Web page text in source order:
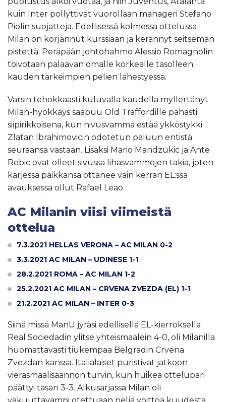
kuin Inter pöllyttivät vuorollaan manageri Stefano
Piolin suojatteja. Edellisessä kolmessa ottelussa
Milan on korjannut kurssiaan ja kerännyt seitsemän
pistettä. Peräpään johtohahmo Alessio Romagnolin
toivotaan palaavan omalle korkealle tasolleen
kauden tärkeimpien pelien lähestyessä.
Varsin tehokkaasti kuluvalla kaudella myllertänyt
Milan-hyökkäys saapuu Old Traffordille pahasti
siipirikkoisena, kun nivusvamma estää ykköstykki
Zlatan Ibrahimovicin odotetun paluun entistä
seuraansa vastaan. Lisäksi Mario Mandzukic ja Ante
Rebic ovat olleet sivussa lihasvammojen takia, joten
kärjessä paikkansa ottanee vain kerran EL:ssa
avauksessa ollut Rafael Leao.
AC Milanin viisi viimeistä
ottelua
7.3.2021 HELLAS VERONA – AC MILAN 0-2
3.3.2021 AC MILAN – UDINESE 1-1
28.2.2021 ROMA – AC MILAN 1-2
25.2.2021 AC MILAN – CRVENA ZVEZDA (EL) 1-1
21.2.2021 AC MILAN – INTER 0-3
Siinä missä ManU jyräsi edellisellä EL-kierroksella
Real Sociedadin ylitse yhteismaalein 4-0, oli Milanilla
huomattavasti tiukempaa Belgradin Crvena
Zvezdan kanssa. Italialaiset puristivat jatkoon
vierasmaalisäännön turvin, kun huikea ottelupari
päättyi tasan 3-3. Alkusarjassa Milan oli